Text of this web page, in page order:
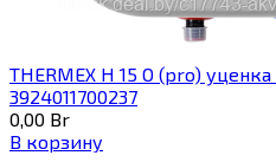
THERMEX H 15 O (pro)
3924011700237
0,00 Br
В корзину